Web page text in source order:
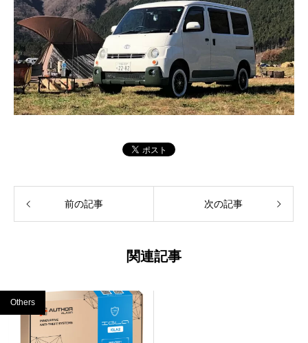
前の記事 次の記事
関連記事
Others